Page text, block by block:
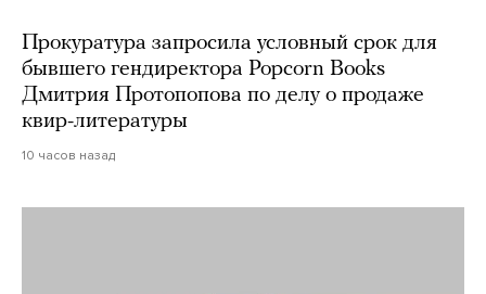
Прокуратура запросила условный срок для
бывшего гендиректора Popcorn Books
Дмитрия Протопопова по делу о продаже
квир-литературы
10 часов назад